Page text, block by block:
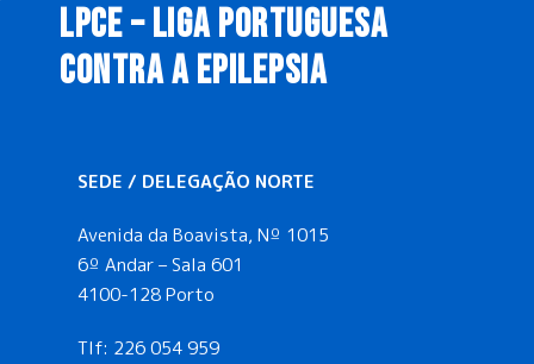
LPCE – LIGA PORTUGUESA
CONTRA A EPILEPSIA
SEDE / DELEGAÇÃO NORTE
Avenida da Boavista, Nº 1015
6º Andar – Sala 601
4100-128 Porto
Tlf: 226 054 959